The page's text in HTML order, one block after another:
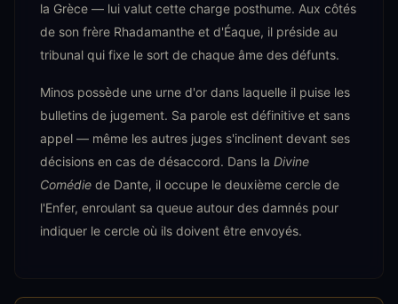
la Grèce — lui valut cette charge posthume. Aux côtés
de son frère Rhadamanthe et d'Éaque, il préside au
tribunal qui fixe le sort de chaque âme des défunts.
Minos possède une urne d'or dans laquelle il puise les
bulletins de jugement. Sa parole est définitive et sans
appel — même les autres juges s'inclinent devant ses
décisions en cas de désaccord. Dans la Divine
Comédie de Dante, il occupe le deuxième cercle de
l'Enfer, enroulant sa queue autour des damnés pour
indiquer le cercle où ils doivent être envoyés.